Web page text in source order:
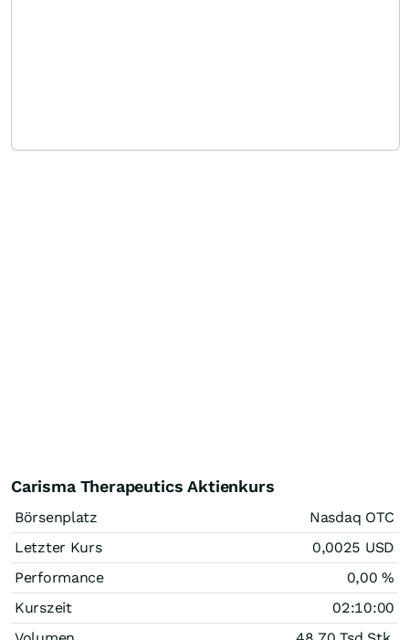
Carisma Therapeutics Aktienkurs
Börsenplatz
Nasdaq OTC
Letzter Kurs
0,0025 USD
Performance
0,00%
Kurszeit
02:10:00